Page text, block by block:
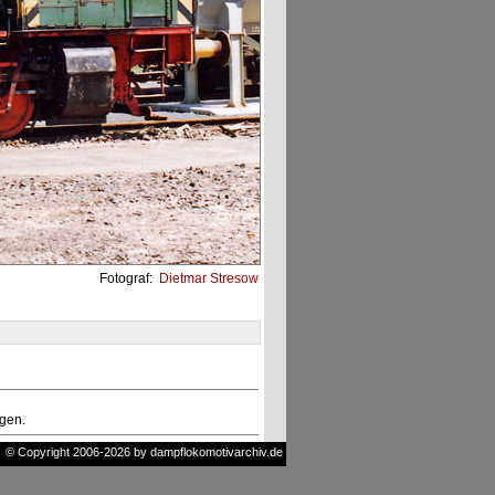
Fotograf: Dietmar Stresow
© Copyright 2006-2026 by dampflokomotivarchiv.de